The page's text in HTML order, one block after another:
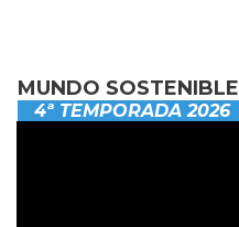
MUNDO SOSTENIBLE
4ª TEMPORADA 2026